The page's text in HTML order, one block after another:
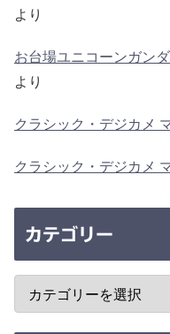
より
お台場ユニコーンガン
より
クラシック・デジカメ
クラシック・デジカメ
カテゴリー